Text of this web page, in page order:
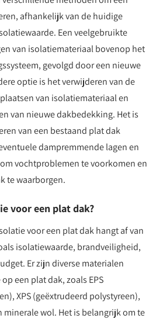
afhankelijk van de huidige
Een veelgebruikte
van isolatiemateriaal bovenop het
gevolgd door een nieuwe
optie is het verwijderen van de
van isolatiemateriaal en
van nieuwe dakbedekking. Het is
van een bestaand plat dak
dampremmende lagen en
vochtproblemen te voorkomen en
te waarborgen.
voor een plat dak?
voor een plat dak hangt af van
isolatiewaarde, brandveiligheid,
Er zijn diverse materialen
een plat dak, zoals EPS
XPS (geëxtrudeerd polystyreen),
minerale wol. Het is belangrijk om te